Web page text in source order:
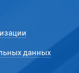
данных